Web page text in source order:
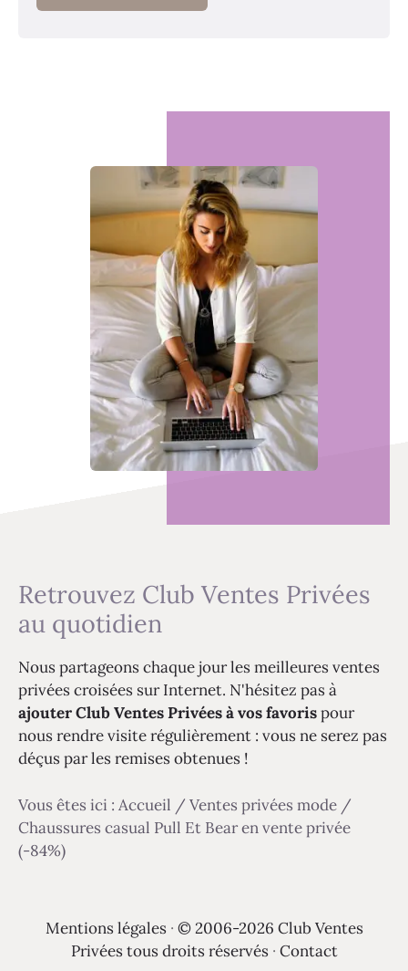
Retrouvez Club Ventes Privées
au quotidien
Nous partageons chaque jour les meilleures ventes
privées croisées sur Internet. N'hésitez pas à
ajouter Club Ventes Privées à vos favorispour
nous rendre visite régulièrement : vous ne serez pas
déçus par les remises obtenues !
Vous êtes ici : Accueil / Ventes privées mode /
Chaussures casual Pull Et Bear en vente privée
(-84%)
Mentions légales · © 2006-2026 Club Ventes
Privées tous droits réservés · Contact